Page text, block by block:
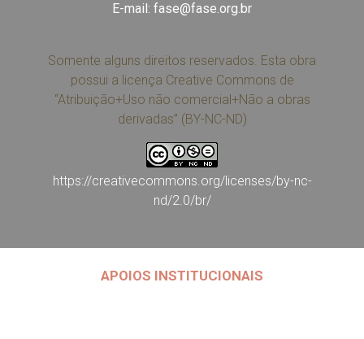
E-mail: fase@fase.org.br
Somente alguns direitos reservados. Esta obra
possui a licença Creative Commons de
“Atribuição+Uso não comercial+Não a obras
derivadas” (BY-NC-ND)
https://creativecommons.org/licenses/by-nc-
nd/2.0/br/
APOIOS INSTITUCIONAIS